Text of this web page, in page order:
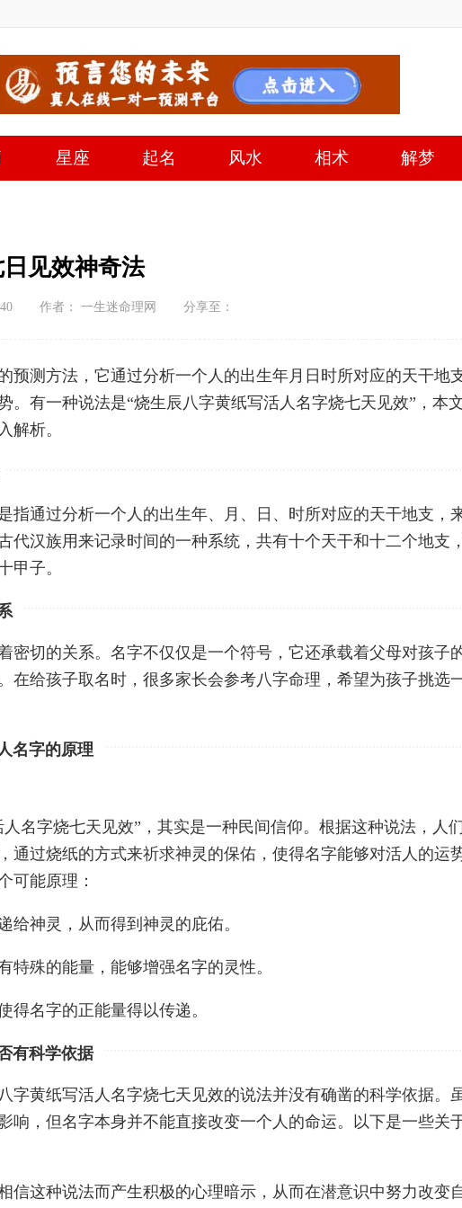
星座 起名 风水 相术 解梦
见效神奇法
作者： 一生迷命理网 分享至：
预测方法，它通过分析一个人的出生年月日时所对应的天干地
。有一种说法是“烧生辰八字黄纸写活人名字烧七天见效”，本
解析。
指通过分析一个人的出生年、月、日、时所对应的天干地支，
代汉族用来记录时间的一种系统，共有十个天干和十二个地支
甲子。
密切的关系。名字不仅仅是一个符号，它还承载着父母对孩子
在给孩子取名时，很多家长会参考八字命理，希望为孩子挑选
名字的原理
名字烧七天见效”，其实是一种民间信仰。根据这种说法，人
通过烧纸的方式来祈求神灵的保佑，使得名字能够对活人的运
可能原理：
给神灵，从而得到神灵的庇佑。
特殊的能量，能够增强名字的灵性。
得名字的正能量得以传递。
有科学依据
字黄纸写活人名字烧七天见效的说法并没有确凿的科学依据。
响，但名字本身并不能直接改变一个人的命运。以下是一些关
信这种说法而产生积极的心理暗示，从而在潜意识中努力改变